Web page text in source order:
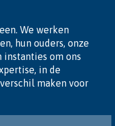
We werken
hun ouders, onze
instanties om ons
in de
maken voor